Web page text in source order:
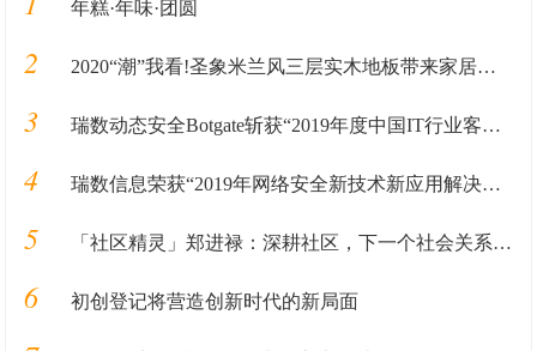
年糕·年味·团圆
2 2020“潮”我看!圣象米兰风三层实木地板带来家居时尚新选择
3 瑞数动态安全Botgate斩获“2019年度中国IT行业客户信赖产品奖”
4 瑞数信息荣获“2019年网络安全新技术新应用解决方案优秀奖”
5 「社区精灵」郑进禄：深耕社区，下一个社会关系重构的基础革新
6 初创登记将营造创新时代的新局面